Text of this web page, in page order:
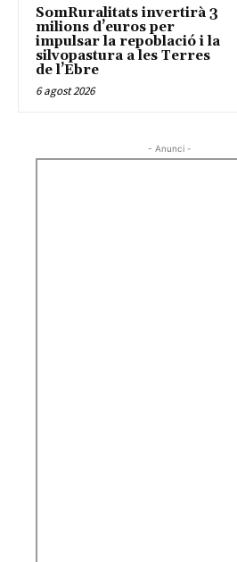
SomRuralitats invertirà 3
milions d’euros per
impulsar la repoblació i la
silvopastura a les Terres
de l’Ebre
6 agost 2026
- Anunci -